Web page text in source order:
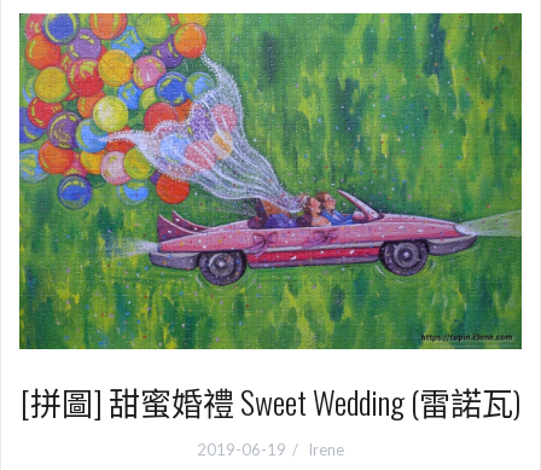
[拼圖] 甜蜜婚禮 Sweet Wedding (雷諾瓦)
2019-06-19 Irene